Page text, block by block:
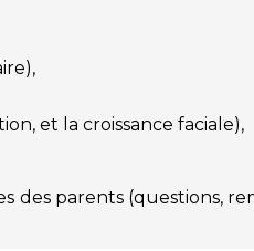
et la croissance faciale),
des parents (questions,